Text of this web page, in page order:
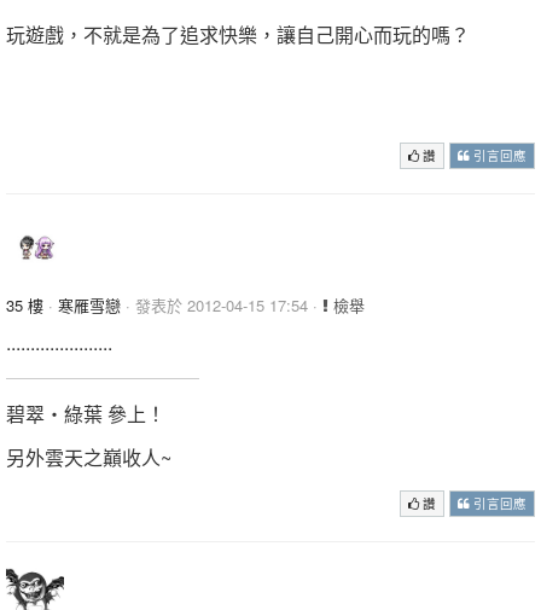
玩遊戲，不就是為了追求快樂，讓自己開心而玩的嗎？
讚 引言回應
35 樓 · 寒雁雪戀 · 發表於 2012-04-15 17:54 · 檢舉
......................
碧翠‧綠葉 參上！
另外雲天之巔收人~
讚 引言回應